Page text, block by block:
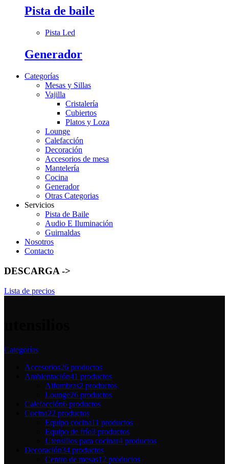
Pista de baile
Pista Led
Generador
Categorías
Mesas y Sillas
Vajilla
Cristalería
Cubiertos
Platos y Loza
Lounge
Calefacción
Decoración
Accesorios de mesa
Mantelería
Cocina
Generador
Otras Categorias
Servicios
Pista de Baile
Audio E Iluminación
Guirnaldas
Nosotros
Contacto
DESCARGA ->
Lista de precios
Categorías
Accesorios26 productos
Ambientación41 productos
Alfombras2 productos
Lounge26 productos
Calefacción6 productos
Cocina22 productos
Equipo cocina11 productos
Equipo de frío3 productos
Utensilios para cocinar4 productos
Decoración34 productos
Centro de mesas12 productos